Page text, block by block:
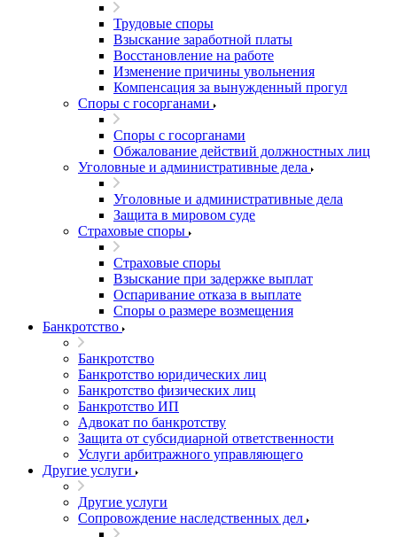
Трудовые споры
Взыскание заработной платы
Восстановление на работе
Изменение причины увольнения
Компенсация за вынужденный прогул
Споры с госорганами
Споры с госорганами
Обжалование действий должностных лиц
Уголовные и административные дела
Уголовные и административные дела
Защита в мировом суде
Страховые споры
Страховые споры
Взыскание при задержке выплат
Оспаривание отказа в выплате
Споры о размере возмещения
Банкротство
Банкротство
Банкротство юридических лиц
Банкротство физических лиц
Банкротство ИП
Адвокат по банкротству
Защита от субсидиарной ответственности
Услуги арбитражного управляющего
Другие услуги
Другие услуги
Сопровождение наследственных дел